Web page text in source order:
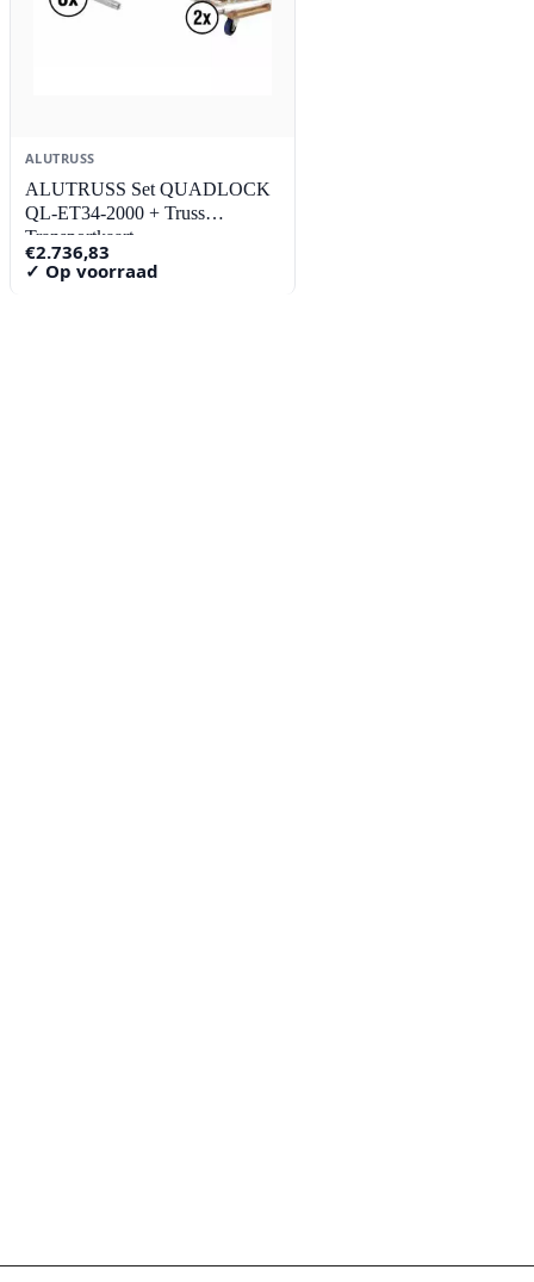
ALUTRUSS
ALUTRUSS Set QUADLOCK
QL-ET34-2000 + Truss
Transportkaart
€2.736,83
✓ Op voorraad
Algemene voorwaarden